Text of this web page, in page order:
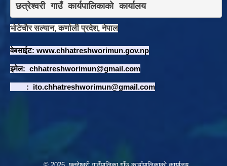
छत्रेश्वरी गाउँ कार्यपालिकाकाे कार्यालय
भाेटेचाैर सल्यान, कर्णाली प्रदेश, नेपाल
वेबसाईट: www.chhatreshworimun.gov.np
इमेल: chhatreshworimun@gmail.com
: ito.chhatreshworimun@gmail.com